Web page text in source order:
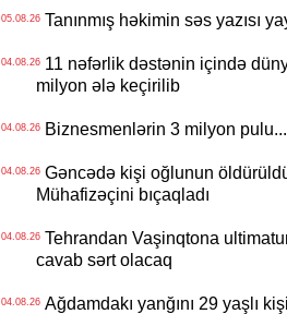
05.08.26Tanınmış həkimin səs yazısı
04.08.2611 nəfərlik dəstənin içində
milyon ələ keçirilib
04.08.26Biznesmenlərin 3 milyon
04.08.26Gəncədə kişi oğlunun
Mühafizəçini bıçaqladı
04.08.26Tehrandan Vaşinqtona
cavab sərt olacaq
04.08.26Ağdamdakı yanğını 29 yaşlı